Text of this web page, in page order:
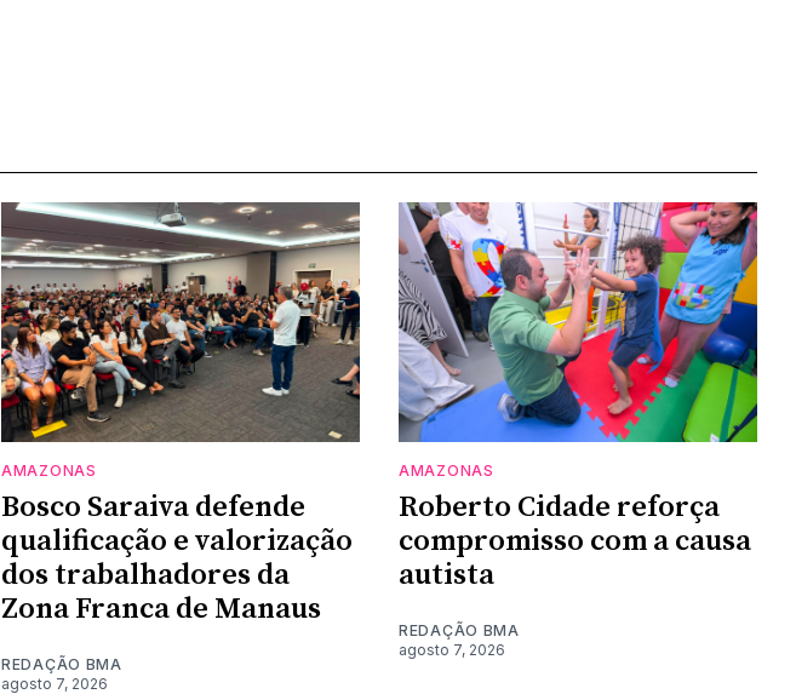
AMAZONAS
Bosco Saraiva defende
qualificação e valorização
dos trabalhadores da
Zona Franca de Manaus
REDAÇÃO BMA
agosto 7, 2026
AMAZONAS
Roberto Cidade reforça
compromisso com a causa
autista
REDAÇÃO BMA
agosto 7, 2026